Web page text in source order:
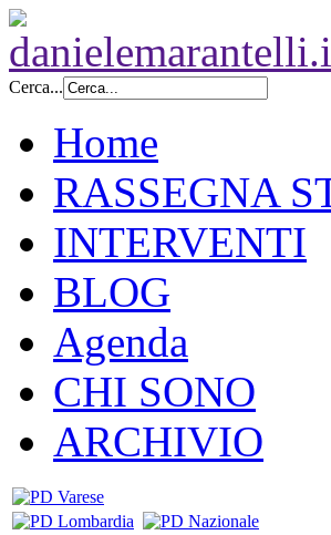
Cerca...
Home
RASSEGNA
INTERVENTI
BLOG
Agenda
CHI SONO
ARCHIVIO